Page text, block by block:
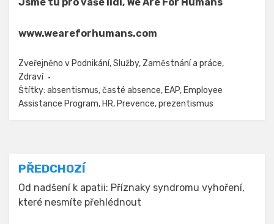
www.weareforhumans.com
Zveřejněno v Podnikání,Služby, Zaměstnání a práce,
Zdraví
Štítky: absentismus,časté absence, EAP, Employee
Assistance Program, HR, Prevence,prezentismus
Navigace
pro
příspěvek
PŘEDCHOZÍ
Od nadšení k apatii: Příznaky syndromu vyhoření,
které nesmíte přehlédnout